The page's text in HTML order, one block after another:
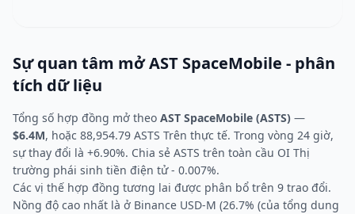
Sự quan tâm mở AST SpaceMobile - phân
tích dữ liệu
Tổng số hợp đồng mở theo AST SpaceMobile (ASTS) —
$6.4M, hoặc 88,954.79 ASTS Trên thực tế. Trong vòng 24 giờ,
sự thay đổi là +6.90%. Chia sẻ ASTS trên toàn cầu OI Thị
trường phái sinh tiền điện tử - 0.007%.
Các vị thế hợp đồng tương lai được phân bổ trên 9 trao đổi.
Nồng độ cao nhất là ở Binance USD-M (26.7% (của tổng dung